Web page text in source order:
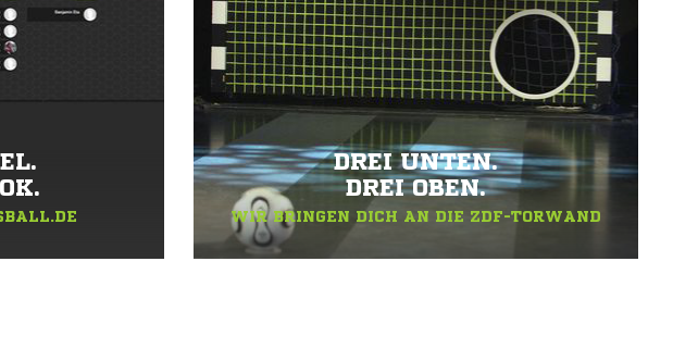
DREI UNTEN.
DREI OBEN.
WIR BRINGEN DICH AN DIE ZDF-TORWAND